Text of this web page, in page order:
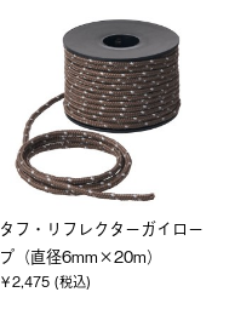
タフ・リフレクターガイロー
プ（直径6mm×20m）
￥2,475 (税込)